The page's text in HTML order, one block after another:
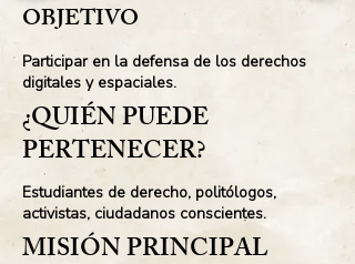
OBJETIVO
Participar en la defensa de los derechos
digitales y espaciales.
¿QUIÉN PUEDE
PERTENECER?
Estudiantes de derecho, politólogos,
activistas, ciudadanos conscientes.
MISIÓN PRINCIPAL